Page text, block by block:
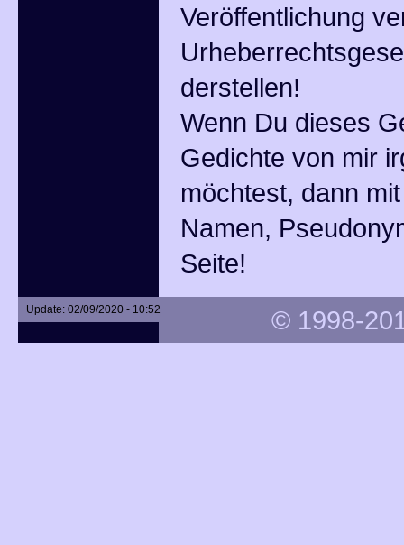
Veröffentlichung
derstellen!
Wenn Du dieses
Gedichte von mir
möchtest, dann
Namen,
Seite!
Update: 02/09/2020 - 10:52 © 1998-